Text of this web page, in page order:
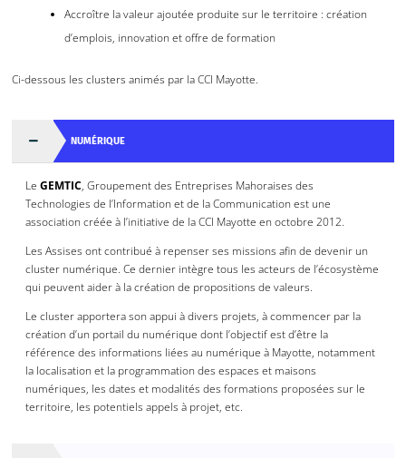
Accroître la valeur ajoutée produite sur le territoire : création
d’emplois, innovation et offre de formation
Ci-dessous les clusters animés par la CCI Mayotte.
NUMÉRIQUE
LeGEMTIC, Groupement des Entreprises Mahoraises des
Technologies de l’Information et de la Communication est une
association créée à l’initiative de la CCI Mayotte en octobre 2012.
Les Assises ont contribué à repenser ses missions afin de devenir un
cluster numérique. Ce dernier intègre tous les acteurs de l’écosystème
qui peuvent aider à la création de propositions de valeurs.
Le cluster apportera son appui à divers projets, à commencer par la
création d’un portail du numérique dont l’objectif est d’être la
référence des informations liées au numérique à Mayotte, notamment
la localisation et la programmation des espaces et maisons
numériques, les dates et modalités des formations proposées sur le
territoire, les potentiels appels à projet, etc.